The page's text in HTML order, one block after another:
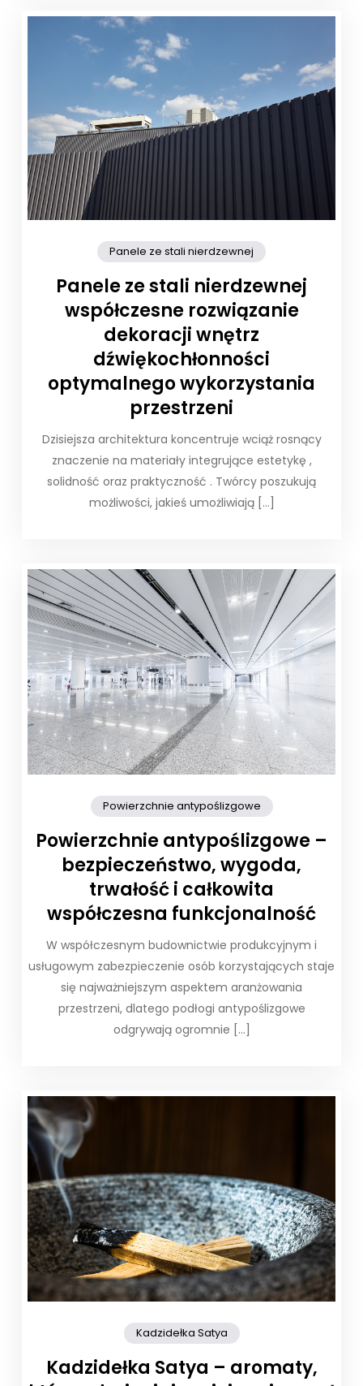
Panele ze stali nierdzewnej
Panele ze stali nierdzewnej
współczesne rozwiązanie
dekoracji wnętrz
dźwiękochłonności
optymalnego wykorzystania
przestrzeni
Dzisiejsza architektura koncentruje wciąż rosnący
znaczenie na materiały integrujące estetykę ,
solidność oraz praktyczność . Twórcy poszukują
możliwości, jakieś umożliwiają […]
Powierzchnie antypoślizgowe
Powierzchnie antypoślizgowe –
bezpieczeństwo, wygoda,
trwałość i całkowita
współczesna funkcjonalność
W współczesnym budownictwie produkcyjnym i
usługowym zabezpieczenie osób korzystających staje
się najważniejszym aspektem aranżowania
przestrzeni, dlatego podłogi antypoślizgowe
odgrywają ogromnie […]
Kadzidełka Satya
Kadzidełka Satya – aromaty,